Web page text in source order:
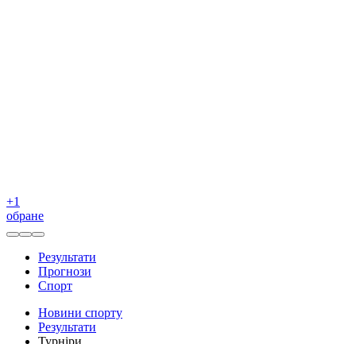
+1
обране
Результати
Прогнози
Спорт
Новини спорту
Результати
Турніри